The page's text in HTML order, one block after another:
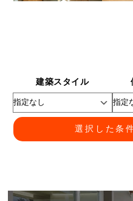
建築スタイル
選択した条